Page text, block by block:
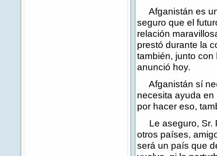
Afganistán es
seguro que el
relación
prestó durante la
también, junto
anunció hoy.
Afganistán sí
necesita ayuda
por hacer eso,
Le aseguro, Sr.
otros países,
será un país que